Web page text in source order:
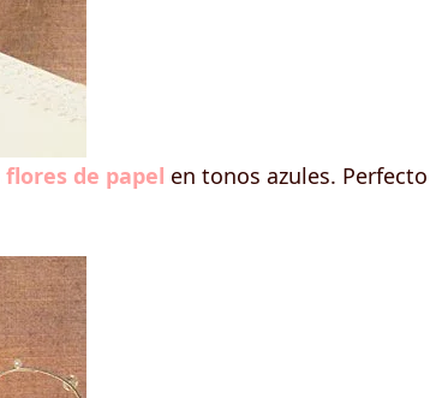
flores de papel en tonos azules. Perfecto